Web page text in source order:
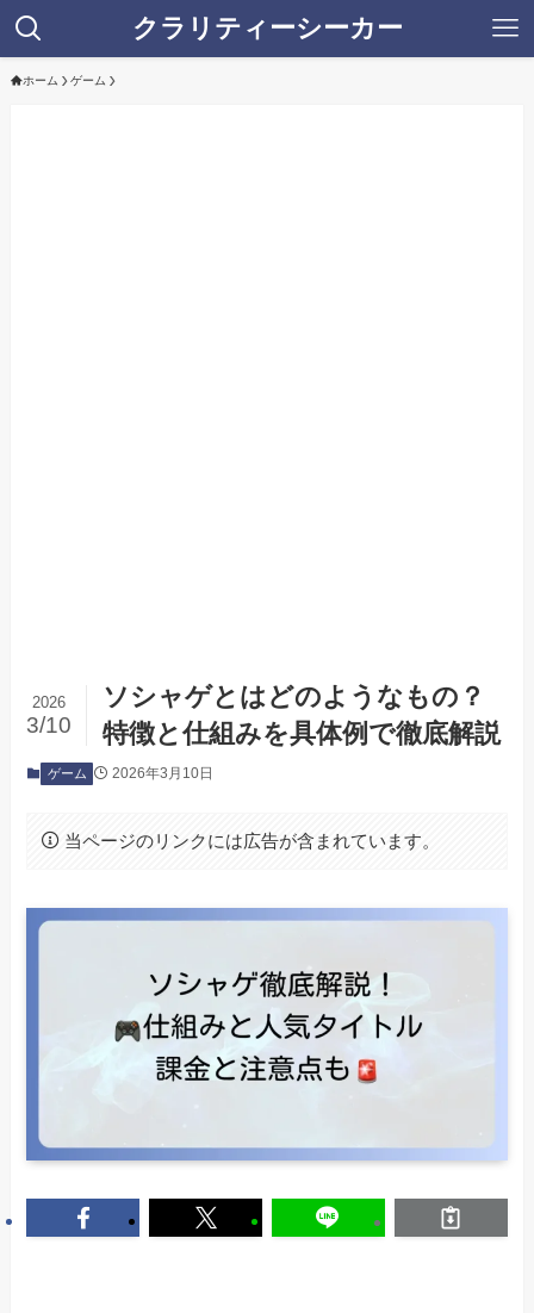
クラリティーシーカー
ホーム ゲーム
ソシャゲとはどのようなもの？
特徴と仕組みを具体例で徹底解説
2026
3/10
ゲーム 2026年3月10日
当ページのリンクには広告が含まれています。